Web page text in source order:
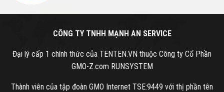
CÔNG TY TNHH MẠNH AN SERVICE
Đại lý cấp 1 chính thức của TENTEN.VN thuộc Công ty Cổ Phần
GMO-Z.com RUNSYSTEM
Thành viên của tập đoàn GMO Internet TSE:9449 với thị phần tên